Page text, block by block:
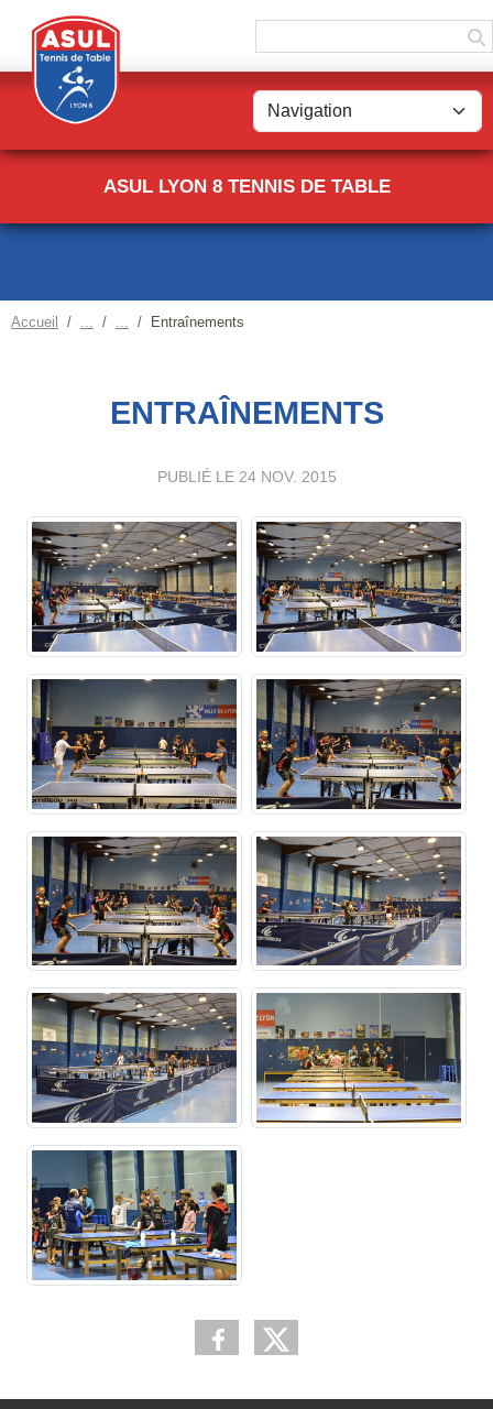
ASUL LYON 8 TENNIS DE TABLE
Accueil Entraînements
ENTRAÎNEMENTS
PUBLIÉ LE 24 NOV. 2015
Panneau de gestion des cookies